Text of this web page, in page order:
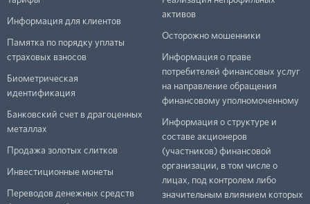
Информация для клиентов
Памятка по порядку уплаты
страховых взносов
Биометрическая
идентификация
Банковский счет в драгоценных
металлах
Продажа золотых слитков
Инвестиционные монеты
Переводов денежных средств
активов
Осторожно мошенники
Информация о праве
потребителей финансовых услуг
на направление обращения
финансовому уполномоченному
Информация о структуре и
составе акционеров
(участников) финансовой
организации, в том числе о
лицах, под контролем либо
значительным влиянием которых